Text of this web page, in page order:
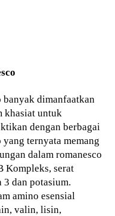
banyak dimanfaatkan
khasiat untuk
dengan berbagai
ternyata memang
dalam romanesco
Kompleks, serat
3 dan potasium.
amino esensial
valin, lisin,